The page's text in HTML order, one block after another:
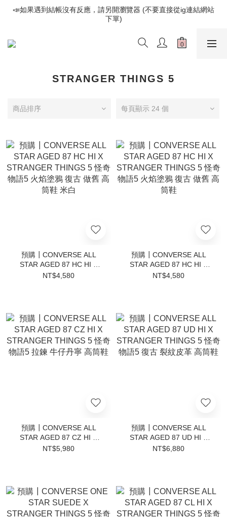
📣如果遇到結帳沒有反應，請另開瀏覽器 (不要直接從ig連結網站
下單)
📣如果遇到結帳沒有反應，請另開瀏覽器 (不要直接從ig連結網站
下單)
歡迎光臨૮⍝• ᴥ •⍝ა 新品請追蹤官方INSTAGRAM
下單)
STRANGER THINGS 5
商品排序 每頁顯示 24 個
預購┃CONVERSE ALL
STAR AGED 87 HC HI X
STRANGER THINGS 5 怪
NT$4,580
預購┃CONVERSE ALL
STAR AGED 87 HC HI X
STRANGER THINGS 5 怪
NT$4,580
預購┃CONVERSE ALL
STAR AGED 87 CZ HI X
STRANGER THINGS 5 怪
NT$5,980
預購┃CONVERSE ALL
STAR AGED 87 UD HI X
STRANGER THINGS 5 怪
NT$6,880